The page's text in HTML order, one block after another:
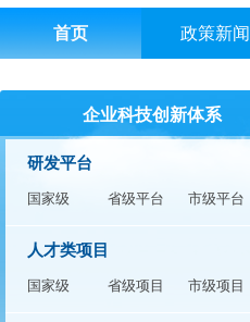
首页 政策新闻
企业科技创新体系
研发平台
国家级 省级平台 市级平台
人才类项目
国家级 省级项目 市级项目